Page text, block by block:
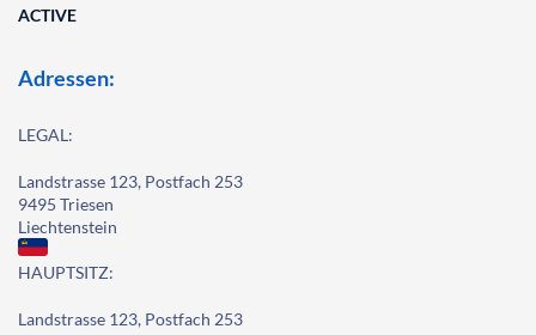
ACTIVE
Adressen:
LEGAL:
Landstrasse 123, Postfach 253
9495 Triesen
Liechtenstein
HAUPTSITZ:
Landstrasse 123, Postfach 253